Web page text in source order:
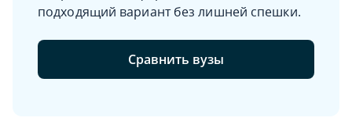
подходящий вариант без лишней спешки.
Сравнить вузы